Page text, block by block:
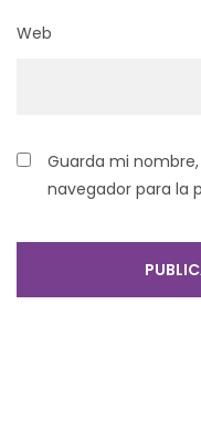
Web
Guarda mi
navegador para la